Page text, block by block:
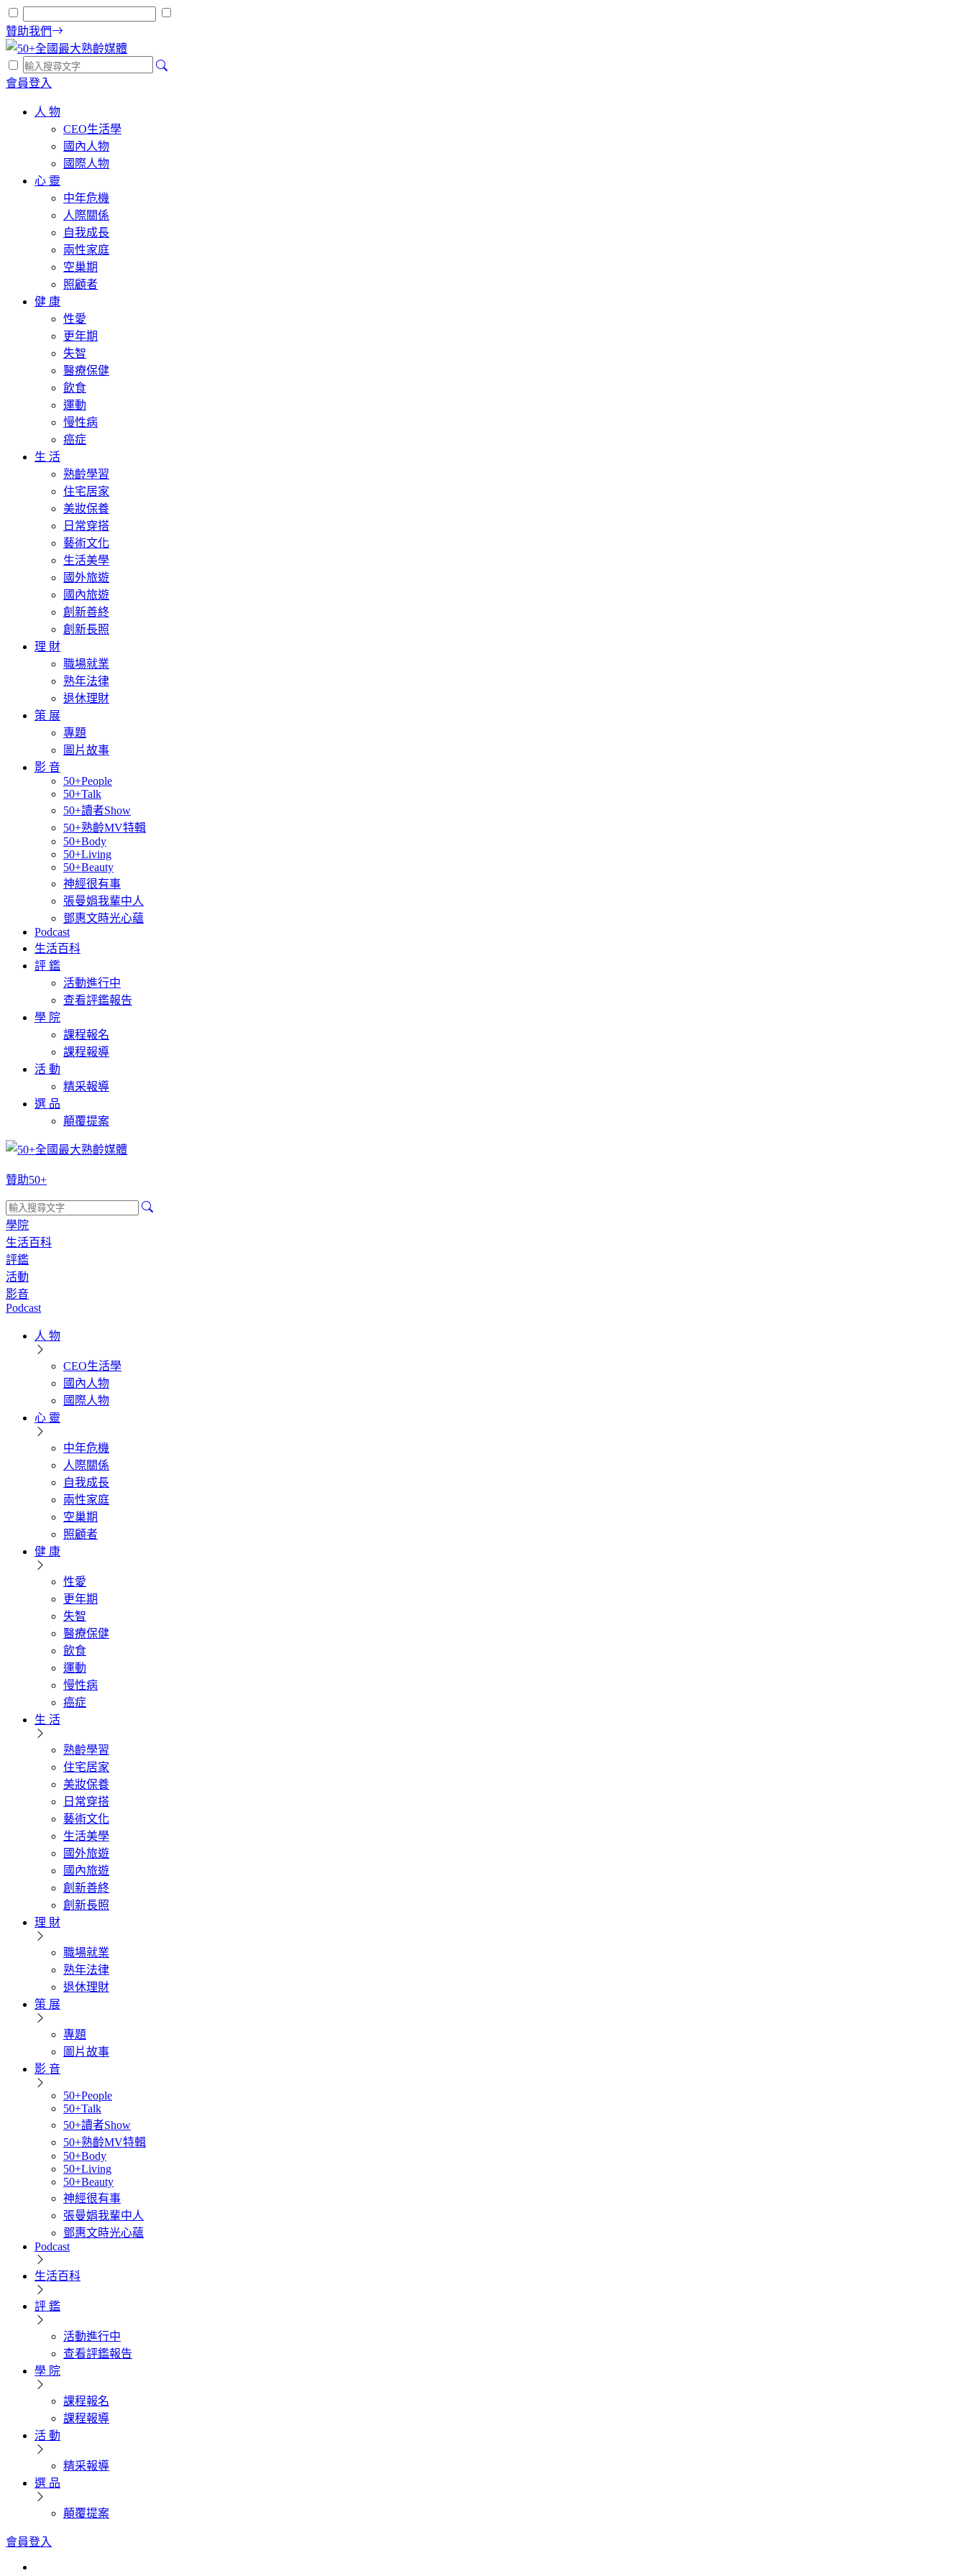
贊助我們
會員登入
人 物
CEO生活學
國內人物
國際人物
心 靈
中年危機
人際關係
自我成長
兩性家庭
空巢期
照顧者
健 康
性愛
更年期
失智
醫療保健
飲食
運動
慢性病
癌症
生 活
熟齡學習
住宅居家
美妝保養
日常穿搭
藝術文化
生活美學
國外旅遊
國內旅遊
創新善終
創新長照
理 財
職場就業
熟年法律
退休理財
策 展
專題
圖片故事
影 音
50+People
50+Talk
50+讀者Show
50+熟齡MV特輯
50+Body
50+Living
50+Beauty
神經很有事
張曼娟我輩中人
鄧惠文時光心蘊
Podcast
生活百科
評 鑑
活動進行中
查看評鑑報告
學 院
課程報名
課程報導
活 動
精采報導
選 品
顛覆提案
贊助50+
學院
生活百科
評鑑
活動
影音
Podcast
人 物
CEO生活學
國內人物
國際人物
心 靈
中年危機
人際關係
自我成長
兩性家庭
空巢期
照顧者
健 康
性愛
更年期
失智
醫療保健
飲食
運動
慢性病
癌症
生 活
熟齡學習
住宅居家
美妝保養
日常穿搭
藝術文化
生活美學
國外旅遊
國內旅遊
創新善終
創新長照
理 財
職場就業
熟年法律
退休理財
策 展
專題
圖片故事
影 音
50+People
50+Talk
50+讀者Show
50+熟齡MV特輯
50+Body
50+Living
50+Beauty
神經很有事
張曼娟我輩中人
鄧惠文時光心蘊
Podcast
生活百科
評 鑑
活動進行中
查看評鑑報告
學 院
課程報名
課程報導
活 動
精采報導
選 品
顛覆提案
會員登入